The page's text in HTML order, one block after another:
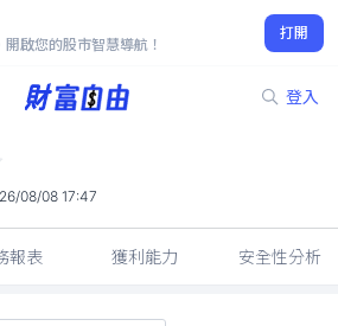
啟您的股市智慧導航！
打開
登入
-
08/08 17:47
報表 獲利能力 安全性分析